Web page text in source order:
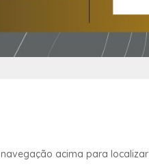
acima para localizar